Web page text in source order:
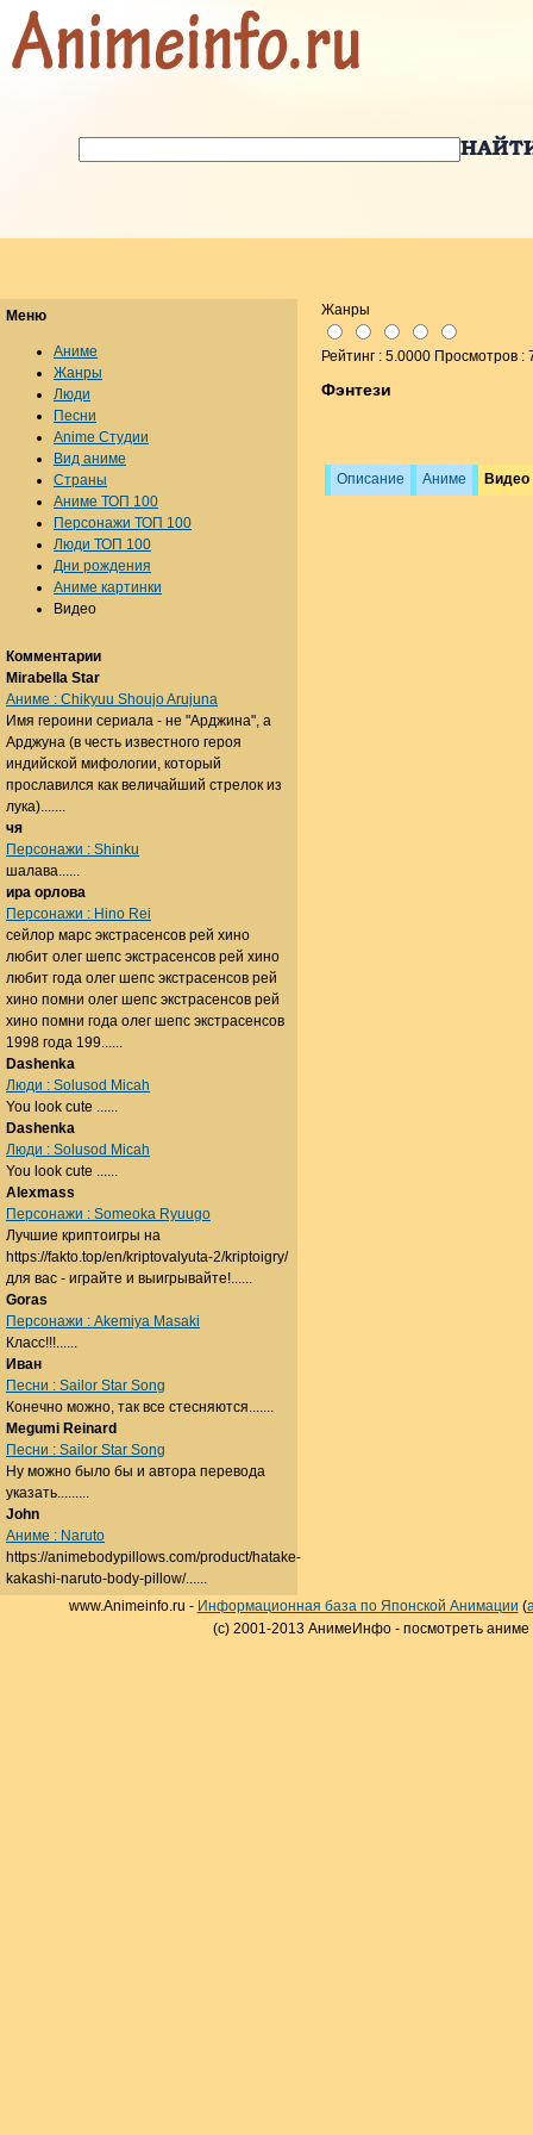
Жанры
Рейтинг : 5.0000 Просмотров :
Фэнтези
Описание Аниме Видео
Меню
Аниме
Жанры
Люди
Песни
Anime Студии
Вид аниме
Страны
Аниме ТОП 100
Персонажи ТОП 100
Люди ТОП 100
Дни рождения
Аниме картинки
Видео
Комментарии
Mirabella Star
Аниме : Chikyuu Shoujo Arujuna
Имя героини сериала - не "Арджина", а
Арджуна (в честь известного героя
индийской мифологии, который
прославился как величайший стрелок из
лука).......
чя
Персонажи : Shinku
шалава......
ира орлова
Персонажи : Hino Rei
сейлор марс экстрасенсов рей хино
любит олег шепс экстрасенсов рей хино
любит года олег шепс экстрасенсов рей
хино помни олег шепс экстрасенсов рей
хино помни года олег шепс экстрасенсов
1998 года 199......
Dashenka
Люди : Solusod Micah
You look cute ......
Dashenka
Люди : Solusod Micah
You look cute ......
Alexmass
Персонажи : Someoka Ryuugo
Лучшие криптоигры на
https://fakto.top/en/kriptovalyuta-2/kriptoigry/
для вас - играйте и выигрывайте!......
Goras
Персонажи : Akemiya Masaki
Класс!!!......
Иван
Песни : Sailor Star Song
Конечно можно, так все стесняются.......
Megumi Reinard
Песни : Sailor Star Song
Ну можно было бы и автора перевода
указать.........
John
Аниме : Naruto
https://animebodypillows.com/product/hatake-
kakashi-naruto-body-pillow/......
www.Animeinfo.ru - Информационная база по Японской Анимации (
(c) 2001-2013 АнимеИнфо - посмотреть аниме